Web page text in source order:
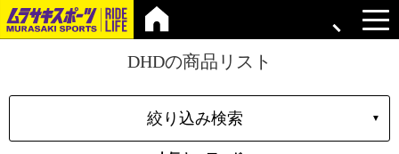
DHDの商品リスト
絞り込み検索 ▼